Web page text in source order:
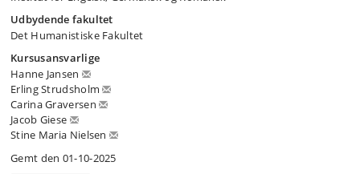
Udbydende fakultet
Det Humanistiske Fakultet
Kursusansvarlige
Hanne Jansen
Erling Strudsholm
Carina Graversen
Jacob Giese
Stine Maria Nielsen
Gemt den 01-10-2025